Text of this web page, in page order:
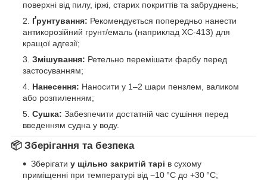
поверхні від пилу, іржі, старих покриттів та забруднень;
Ґрунтування: Рекомендується попередньо нанести
антикорозійний грунт/емаль (наприклад ХС‑413) для
кращої адгезії;
Змішування: Ретельно перемішати фарбу перед
застосуванням;
Нанесення: Наносити у 1–2 шари пензлем, валиком
або розпиленням;
Сушка: Забезпечити достатній час сушіння перед
введенням судна у воду.
📦 Зберігання та безпека
Зберігати у щільно закритій тарі в сухому
приміщенні при температурі від −10 °C до +30 °C;